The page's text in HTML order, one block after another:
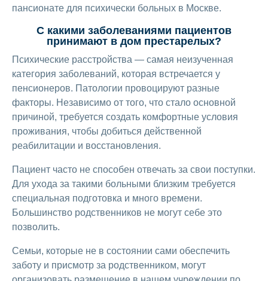
пансионате для психически больных в Москве.
С какими заболеваниями пациентов
принимают в дом престарелых?
Психические расстройства — самая неизученная
категория заболеваний, которая встречается у
пенсионеров. Патологии провоцируют разные
факторы. Независимо от того, что стало основной
причиной, требуется создать комфортные условия
проживания, чтобы добиться действенной
реабилитации и восстановления.
Пациент часто не способен отвечать за свои поступки.
Для ухода за такими больными близким требуется
специальная подготовка и много времени.
Большинство родственников не могут себе это
позволить.
Семьи, которые не в состоянии сами обеспечить
заботу и присмотр за родственником, могут